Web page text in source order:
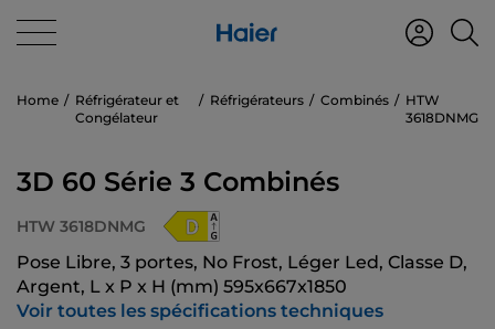
Home
Réfrigérateur et
Congélateur
Réfrigérateurs Combinés
HTW
3618DNMG
3D 60 Série 3 Combinés
HTW 3618DNMG
Pose Libre, 3 portes, No Frost, Léger Led, Classe D,
Argent, L x P x H (mm) 595x667x1850
Voir toutes les spécifications techniques